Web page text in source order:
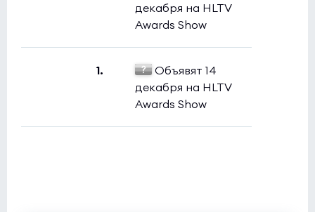
декабря на HLTV
Awards Show
1.
Объявят 14
декабря на HLTV
Awards Show